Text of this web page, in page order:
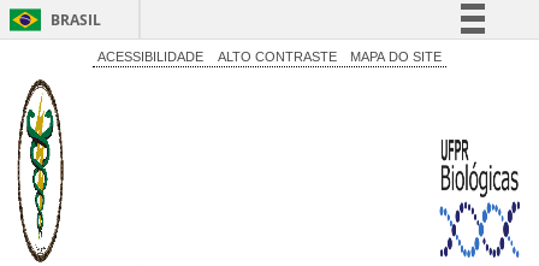
BRASIL
Simplifique!
Acesso à informação
ACESSIBILIDADE ALTO CONTRASTE MAPA DO SITE